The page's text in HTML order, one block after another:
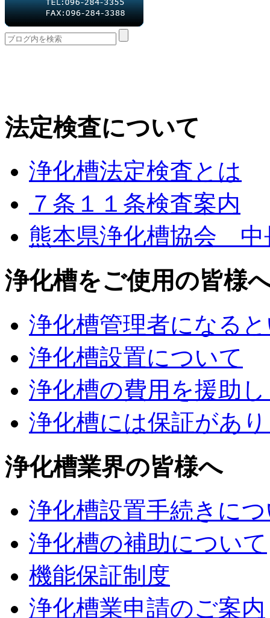
法定検査について
浄化槽法定検査とは
７条１１条検査案内
熊本県浄化槽協会 中
浄化槽をご使用の皆様
浄化槽管理者になる
浄化槽設置について
浄化槽の費用を援助
浄化槽には保証があ
浄化槽業界の皆様へ
浄化槽設置手続きに
浄化槽の補助について
機能保証制度
浄化槽業申請のご案内